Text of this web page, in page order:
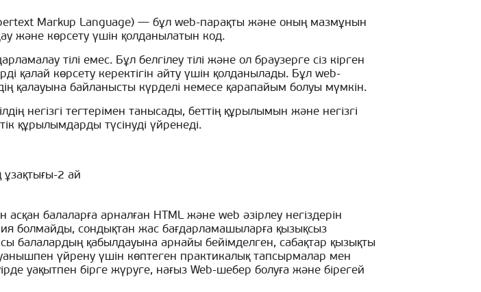
Markup Language) — бұл web-парақты және оның мазмұнын
және көрсету үшін қолданылатын код.
тілі емес. Бұл белгілеу тілі және ол браузерге сіз кірген
қалай көрсету керектігін айту үшін қолданылады. Бұл web-
қалауына байланысты күрделі немесе қарапайым болуы мүмкін.
негізгі тегтерімен танысады, беттің құрылымын және негізгі
құрылымдарды түсінуді үйренеді.
ұзақтығы-2 ай
балаларға арналған HTML және web әзірлеу негіздерін
болмайды, сондықтан жас бағдарламашыларға қызықсыз
балалардың қабылдауына арнайы бейімделген, сабақтар қызықты
үйрену үшін көптеген практикалық тапсырмалар мен
уақытпен бірге жүруге, нағыз Web-шебер болуға және бірегей